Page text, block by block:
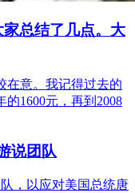
总结了几点。大
意。我记得过去的
的1600元，再到2008
说团队
，以应对美国总统唐